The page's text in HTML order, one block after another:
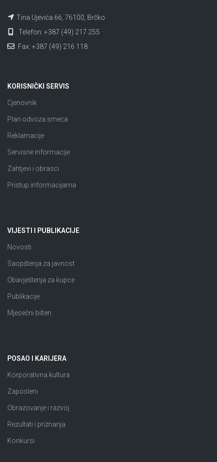
Tina Ujevića 66, 76100, Brčko
Telefon: +387 (49) 217 255
Fax: +387 (49) 216 118
KORISNIČKI SERVIS
Cjenovnik
Plan odvoza smeća
Reklamacije
Servisne informacije
Zahtjevi i obrasci
Pristup informacijama
VIJESTI I PUBLIKACIJE
Novosti
Saopštenja za javnost
Obavještenja za kupce
Publikacije
Mjesečni bilten
POSAO I KARIJERA
Korporativna kultura
Zaposleni
Obrazovanje i razvoj
Rezultati i priznanja
Konkursi